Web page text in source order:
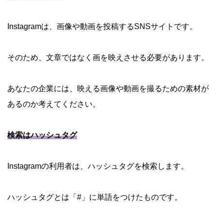
Instagramは、画像や動画を投稿するSNSサイトです。
そのため、文章ではなく画を映えさせる必要があります。
あなたの企業には、映える画像や動画を撮るための素材が
あるのか考えてください。
検索はハッシュタグ
Instagramの利用者は、ハッシュタグを検索します。
ハッシュタグとは「#」に単語をつけたものです。